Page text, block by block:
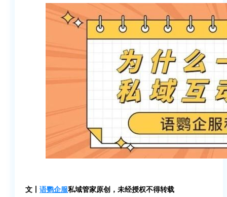
文丨 语鹦企服私域管家原创，未经授权不得转载